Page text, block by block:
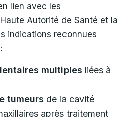
lien avec les
Autorité de Santé et la
indications reconnues
multiples liées à
tumeurs de la cavité
après traitement